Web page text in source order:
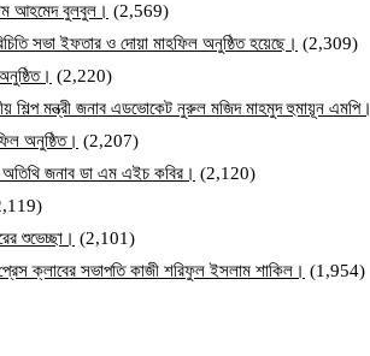
আহমেদ বুলবুল। (2,569)
সভা ইফতার ও দোয়া মাহফিল অনুষ্ঠিত হয়েছে। (2,309)
(2,220)
শিল্প মন্ত্রী জনাব এডভোকেট নুরুল মজিদ মাহমুদ হুমায়ূন এমপি।
অনুষ্ঠিত। (2,207)
অতিথি জনাব ডা এম এইচ কবির। (2,120)
শুভেচ্ছা। (2,101)
ক্লাবের সভাপতি কাজী শরিফুল ইসলাম শাকিল। (1,954)